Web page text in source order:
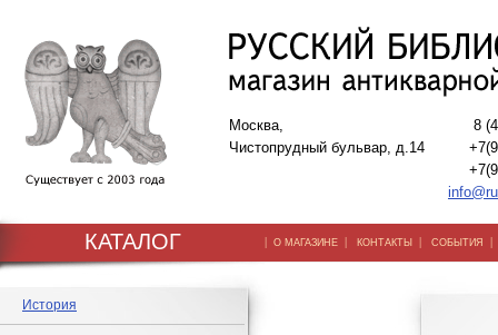
Москва,
Чистопрудный бульвар, д.14
8
КАТАЛОГ | О МАГАЗИНЕ | КОНТАКТЫ | СОБЫТИЯ
История